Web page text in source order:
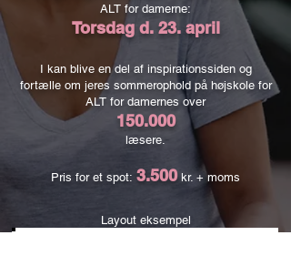
ALT for damerne:
Torsdag d. 23. april
I kan blive en del af inspirationssiden og
fortælle om jeres sommerophold på højskole for
ALT for damernes over
150.000
læsere.
Pris for et spot: 3.500kr. + moms
Layout eksempel